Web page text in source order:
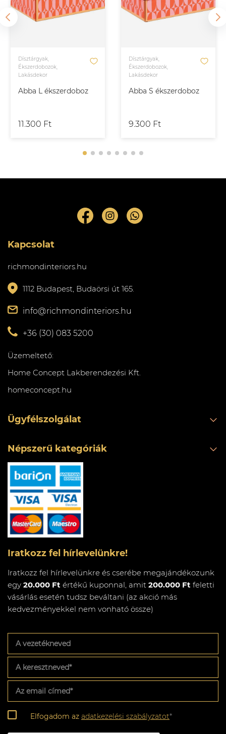
Abba L ékszerdoboz
Dísztárgyak,
Ékszerdobozok,
Lakásdekor
11.300 Ft
Abba S ékszerdoboz
Dísztárgyak,
Ékszerdobozok,
Lakásdekor
9.300 Ft
Kapcsolat
richmondinteriors.hu
1112 Budapest, Budaörsi út 165.
info@richmondinteriors.hu
+36 (30) 083 5200
Üzemeltető:
Home Concept Lakberendezési Kft.
homeconcept.hu
Ügyfélszolgálat
Népszerű kategóriák
Iratkozz fel hírlevelünkre!
Iratkozz fel hírlevelünkre és cserébe megajándékozunk
egy 20.000 Ft értékű kuponnal, amit 200.000 Ft feletti
vásárlás esetén tudsz beváltani (az akció más
kedvezményekkel nem vonható össze)
vezetékneved
keresztneved*
email
címed*
Adatkezelési
szabályzat*
Elfogadom az adatkezelési szabályzatot*